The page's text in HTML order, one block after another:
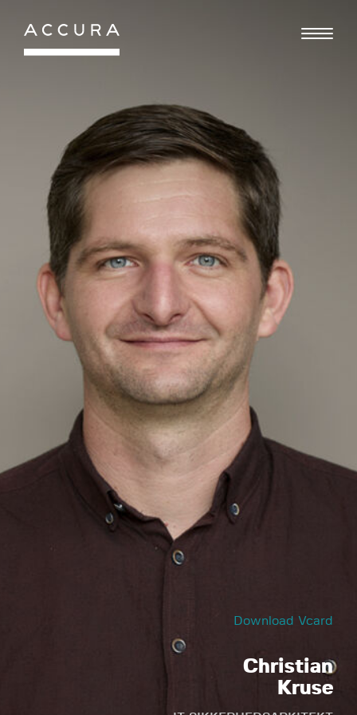
Gå
indhold
Download Vcard
Christian
Kruse